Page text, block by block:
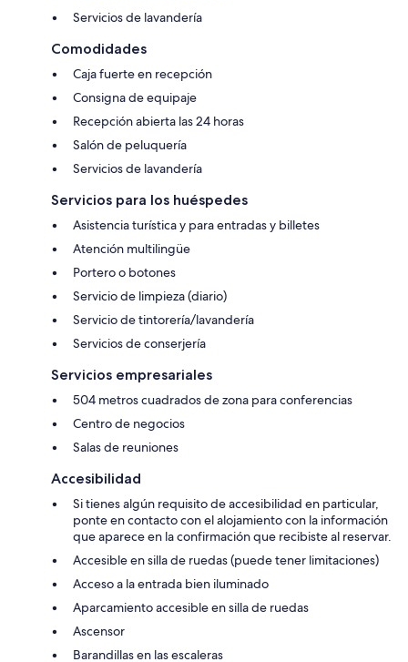
Servicios de lavandería
Comodidades
Caja fuerte en recepción
Consigna de equipaje
Recepción abierta las 24 horas
Salón de peluquería
Servicios de lavandería
Servicios para los huéspedes
Asistencia turística y para entradas y billetes
Atención multilingüe
Portero o botones
Servicio de limpieza (diario)
Servicio de tintorería/lavandería
Servicios de conserjería
Servicios empresariales
504 metros cuadrados de zona para conferencias
Centro de negocios
Salas de reuniones
Accesibilidad
Si tienes algún requisito de accesibilidad en particular,
ponte en contacto con el alojamiento con la información
que aparece en la confirmación que recibiste al reservar.
Accesible en silla de ruedas (puede tener limitaciones)
Acceso a la entrada bien iluminado
Aparcamiento accesible en silla de ruedas
Ascensor
Barandillas en las escaleras